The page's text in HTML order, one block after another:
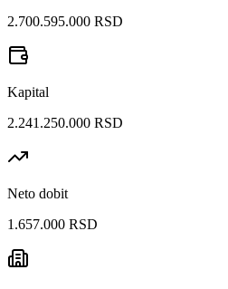
2.700.595.000 RSD
Kapital
2.241.250.000 RSD
Neto dobit
1.657.000 RSD